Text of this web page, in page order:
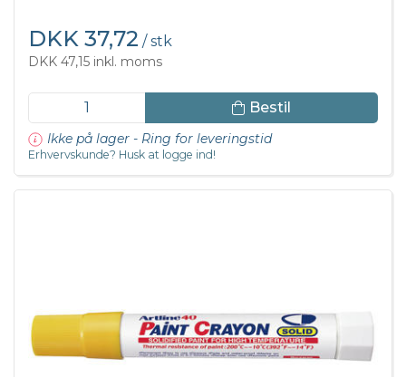
DKK 37,72 / stk
DKK 47,15 inkl. moms
Bestil
Ikke på lager - Ring for leveringstid
Erhvervskunde? Husk at logge ind!